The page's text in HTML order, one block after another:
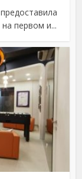
первом и...